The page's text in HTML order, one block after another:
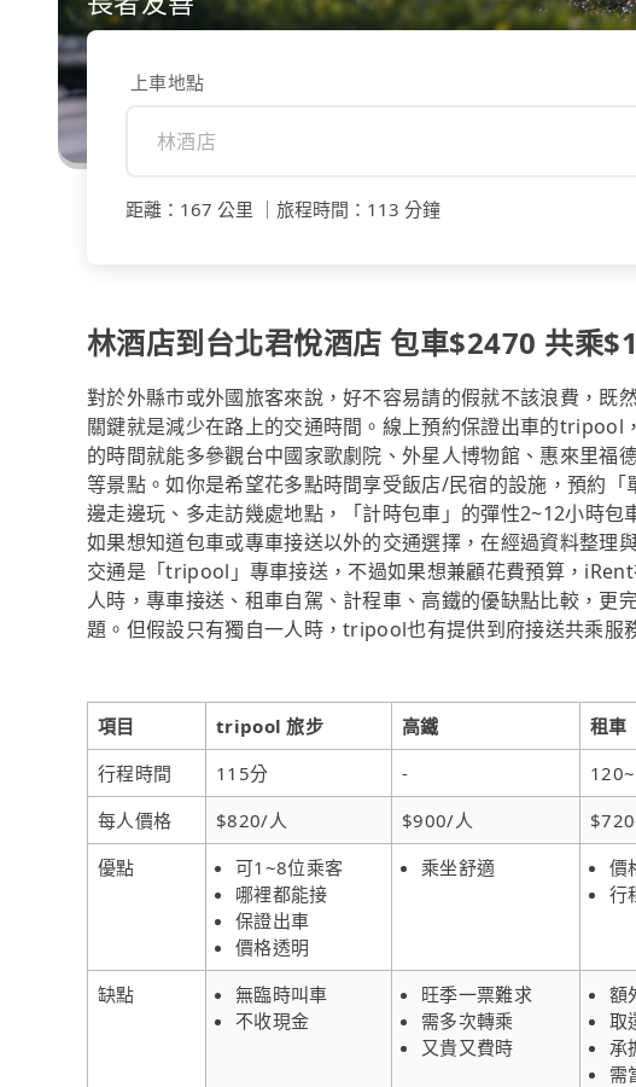
上車地點
距離 ： 167 公里 旅程時間 ： 113 分鐘
林酒店到台北君悅酒店 包車$2470 共乘
對於外縣市或外國旅客來說，好不容易請的假就不該浪費，既
關鍵就是減少在路上的交通時間。線上預約保證出車的tripool
的時間就能多參觀台中國家歌劇院、外星人博物館、惠來里福
等景點。如你是希望花多點時間享受飯店/民宿的設施，預約
邊走邊玩、多走訪幾處地點，「計時包車」的彈性2~12小時包
如果想知道包車或專車接送以外的交通選擇，在經過資料整理
交通是「tripool」專車接送，不過如果想兼顧花費預算，
人時，專車接送、租車自駕、計程車、高鐵的優缺點比較，更
題。但假設只有獨自一人時，tripool也有提供到府接送共乘服
項目 tripool 旅步 高鐵 租車
行程時間
115分 -
每人價格
$820/人 $900/人
優點
可1~8位乘客
哪裡都能接
保證出車
價格透明
乘坐舒適
價
行
缺點
無臨時叫車
不收現金
旺季一票難求
需多次轉乘
又貴又費時
額
取
承
需